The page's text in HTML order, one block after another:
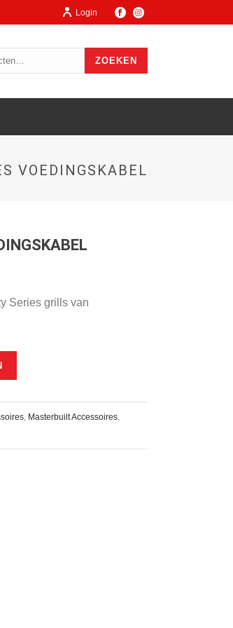
Login
ZOEKEN
VOEDINGSKABEL
Series grills van
, Masterbuilt Accessoires,